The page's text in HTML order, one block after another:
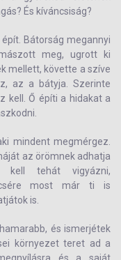
És kíváncsiság?
Bátorság megannyi
meg, ugrott ki
mellett, követte a szíve
az a bátyja. Szerinte
kell. Ő építi a hidakat a
mindent megmérgez.
az örömnek adhatja
kell tehát vigyázni,
most már ti is
is.
és ismerjétek
környezet teret ad a